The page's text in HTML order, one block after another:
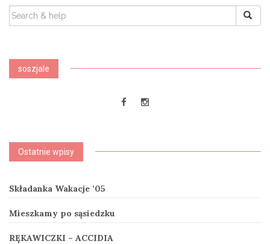
SEARCH
FOR:
soszjale
Ostatnie wpisy
Składanka Wakacje ’05
Mieszkamy po sąsiedzku
RĘKAWICZKI – ACCIDIA